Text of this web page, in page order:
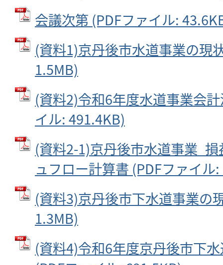
会議次第 (PDFファイル:
(資料1)京丹後市水道事業の現
1.5MB)
(資料2)令和6年度水道事業会
イル: 491.4KB)
(資料2-1)京丹後市水道事業_
ュフロー計算書 (PDFファイル
(資料3)京丹後市下水道事業の
1.3MB)
(資料4)令和6年度京丹後市下